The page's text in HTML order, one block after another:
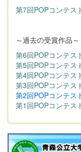
第7回POPコンテス
～過去の受賞作品～
第6回POPコンテス
第5回POPコンテス
第4回POPコンテス
第3回POPコンテス
第2回POPコンテス
第1回POPコンテス